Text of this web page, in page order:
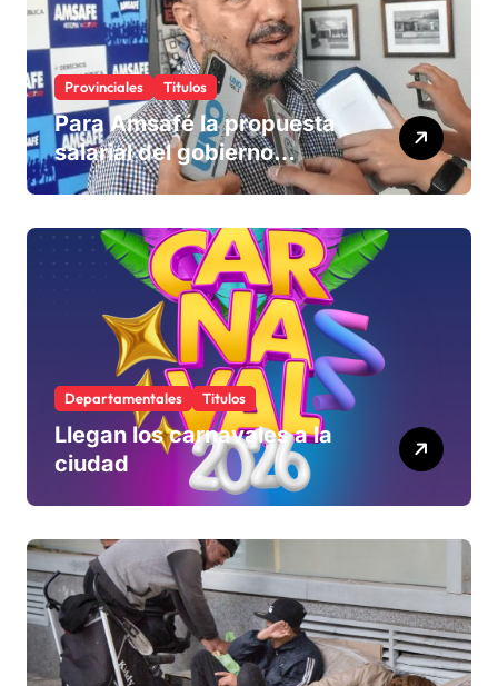
Provinciales Titulos
Para Amsafé la propuesta
salarial del gobierno
«queda corta» y el viernes
rechaza
Departamentales Titulos
Llegan los carnavales a la
ciudad